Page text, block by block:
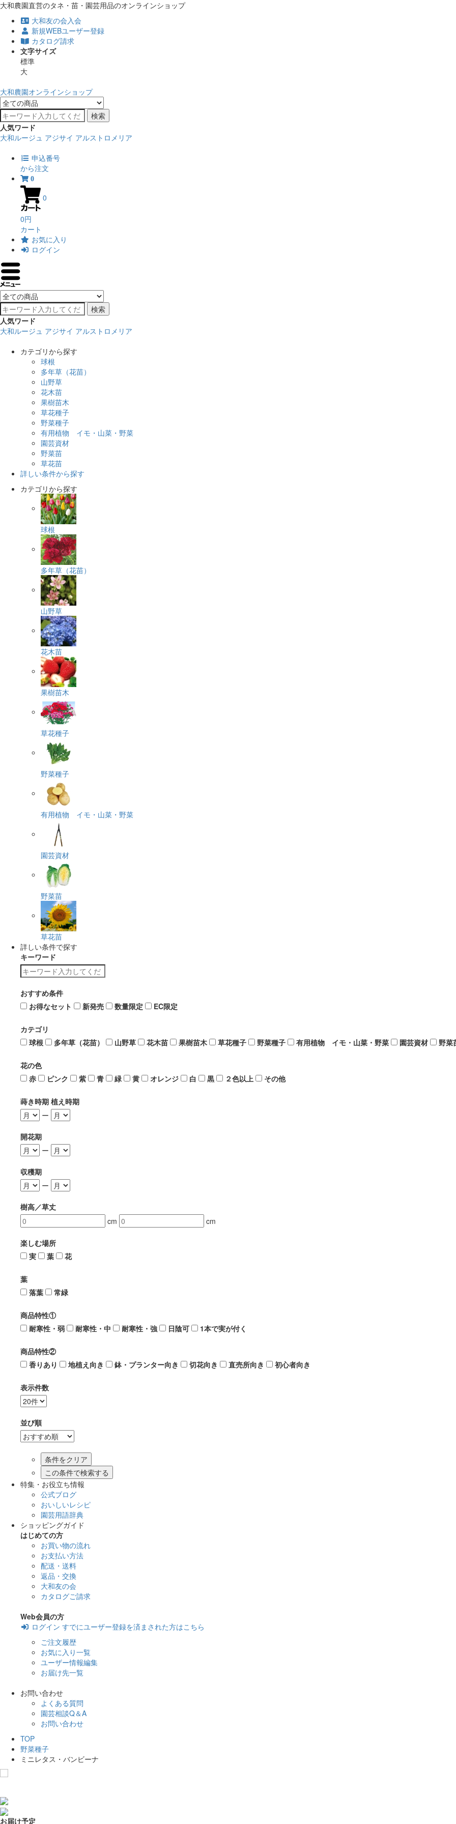
大和農園直営のタネ・苗・園芸用品のオンラインショップ
大和友の会入会
新規WEBユーザー登録
カタログ請求
文字サイズ
標準
大
大和農園オンラインショップ
検索
人気ワード
大和ルージュ アジサイ アルストロメリア
申込番号
から注文
0
0
0円
カート
お気に入り
ログイン
検索
人気ワード
大和ルージュ アジサイ アルストロメリア
カテゴリから探す
球根
多年草（花苗）
山野草
花木苗
果樹苗木
草花種子
野菜種子
有用植物 イモ・山菜・野菜
園芸資材
野菜苗
草花苗
詳しい条件から探す
カテゴリから探す
球根
多年草（花苗）
山野草
花木苗
果樹苗木
草花種子
野菜種子
有用植物 イモ・山菜・野菜
園芸資材
野菜苗
草花苗
詳しい条件で探す
キーワード
おすすめ条件
お得なセット
新発売 数量限定 EC限定
カテゴリ
球根
多年草（花苗） 山野草 花木苗 果樹苗木 草花種子 野菜種子 有用植物 イモ・山菜・野菜 園芸資材 野菜
花の色
赤
ピンク 紫 青 緑 黄 オレンジ 白 黒 ２色以上 その他
蒔き時期 植え時期
ー
開花期
ー
収穫期
ー
樹高／草丈
cm
cm
楽しむ場所
実
葉 花
葉
落葉
常緑
商品特性①
耐寒性・弱
耐寒性・中 耐寒性・強 日陰可 1本で実が付く
商品特性②
香りあり
地植え向き 鉢・プランター向き 切花向き 直売所向き 初心者向き
表示件数
並び順
この条件で検索する
特集・お役立ち情報
公式ブログ
おいしいレシピ
園芸用語辞典
ショッピングガイド
はじめての方
お買い物の流れ
お支払い方法
配送・送料
返品・交換
大和友の会
カタログご請求
Web会員の方
ログイン すでにユーザー登録を済まされた方はこちら
ご注文履歴
お気に入り一覧
ユーザー情報編集
お届け先一覧
お問い合わせ
よくある質問
園芸相談Q＆A
お問い合わせ
TOP
野菜種子
ミニレタス・バンビーナ
お届け予定